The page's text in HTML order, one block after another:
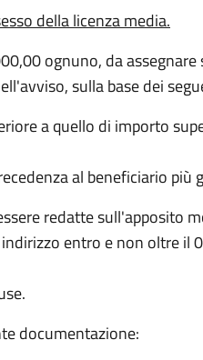
della licenza media.
ognuno, da assegnare
sulla base dei
a quello di importo
al beneficiario più
redatte sull'apposito
entro e non oltre il
documentazione: